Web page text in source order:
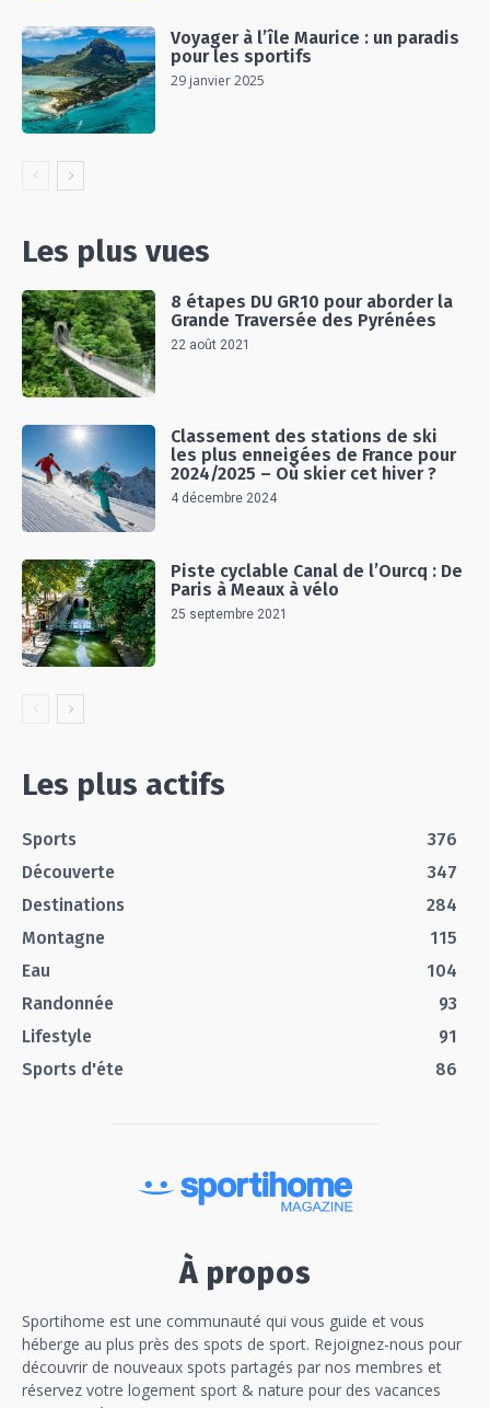
Voyager à l’île Maurice : un paradis
pour les sportifs
29 janvier 2025
Les plus vues
8 étapes DU GR10 pour aborder la
Grande Traversée des Pyrénées
22 août 2021
Classement des stations de ski
les plus enneigées de France pour
2024/2025 – Où skier cet hiver ?
4 décembre 2024
Piste cyclable Canal de l’Ourcq : De
Paris à Meaux à vélo
25 septembre 2021
Les plus actifs
Sports
376
Découverte
347
Destinations
284
Montagne
115
Eau
104
Randonnée
93
Lifestyle
91
Sports d'éte
86
À propos
Sportihome est une communauté qui vous guide et vous
héberge au plus près des spots de sport. Rejoignez-nous pour
découvrir de nouveaux spots partagés par nos membres et
réservez votre logement sport & nature pour des vacances